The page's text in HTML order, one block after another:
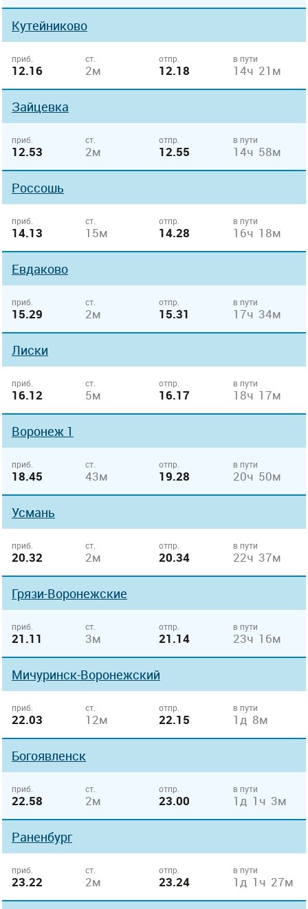
Кутейниково
приб.
12.16
ст.
2м
отпр.
12.18
в пути
14ч 21м
Зайцевка
приб.
12.53
ст.
2м
отпр.
12.55
в пути
14ч 58м
Россошь
приб.
14.13
ст.
15м
отпр.
14.28
в пути
16ч 18м
Евдаково
приб.
15.29
ст.
2м
отпр.
15.31
в пути
17ч 34м
Лиски
приб.
16.12
ст.
5м
отпр.
16.17
в пути
18ч 17м
Воронеж 1
приб.
18.45
ст.
43м
отпр.
19.28
в пути
20ч 50м
Усмань
приб.
20.32
ст.
2м
отпр.
20.34
в пути
22ч 37м
Грязи-Воронежские
приб.
21.11
ст.
3м
отпр.
21.14
в пути
23ч 16м
Мичуринск-Воронежский
приб.
22.03
ст.
12м
отпр.
22.15
в пути
1д 8м
Богоявленск
приб.
22.58
ст.
2м
отпр.
23.00
в пути
1д 1ч 3м
Раненбург
приб.
23.22
ст.
2м
отпр.
23.24
в пути
1д 1ч 27м